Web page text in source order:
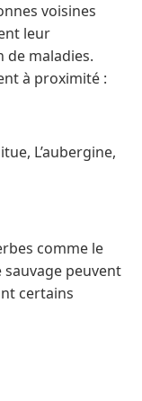
voisines
leur
de maladies.
à proximité :
L’aubergine,
comme le
sauvage peuvent
certains